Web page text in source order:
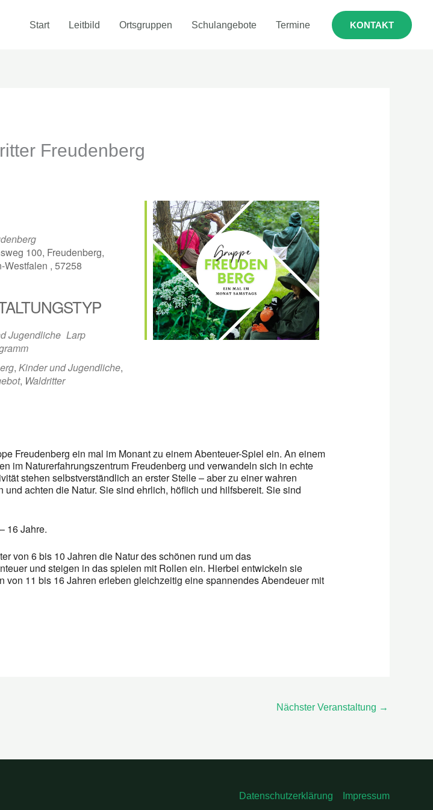
Start Leitbild Ortsgruppen Schulangebote Termine KONTAKT
Freudenberg
iCalendar Office 365
100, Freudenberg,
Westfalen , 57258
Jugendliche Larp
, Kinder und Jugendliche,
, Waldritter
Freudenberg ein mal im Monant zu einem Abenteuer-Spiel ein. An einem
im Naturerfahrungszentrum Freudenberg und verwandeln sich in echte
stehen selbstverständlich an erster Stelle – aber zu einer wahren
achten die Natur. Sie sind ehrlich, höflich und hilfsbereit. Sie sind
16 Jahre.
von 6 bis 10 Jahren die Natur des schönen rund um das
und steigen in das spielen mit Rollen ein. Hierbei entwickeln sie
11 bis 16 Jahren erleben gleichzeitig eine spannendes Abendeuer mit
Nächster Veranstaltung →
Datenschutzerklärung Impressum